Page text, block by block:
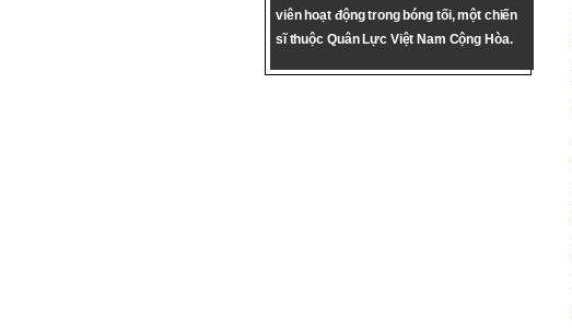
viên hoạt động trong bóng tối, một chiến
sĩ thuộc Quân Lực Việt Nam Cộng Hòa.